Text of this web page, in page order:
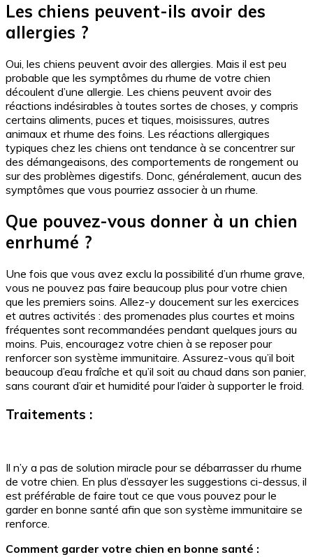
Les chiens peuvent-ils avoir des
allergies ?
Oui, les chiens peuvent avoir des allergies. Mais il est peu
probable que les symptômes du rhume de votre chien
découlent d’une allergie. Les chiens peuvent avoir des
réactions indésirables à toutes sortes de choses, y compris
certains aliments, puces et tiques, moisissures, autres
animaux et rhume des foins. Les réactions allergiques
typiques chez les chiens ont tendance à se concentrer sur
des démangeaisons, des comportements de rongement ou
sur des problèmes digestifs. Donc, généralement, aucun des
symptômes que vous pourriez associer à un rhume.
Que pouvez-vous donner à un chien
enrhumé ?
Une fois que vous avez exclu la possibilité d’un rhume grave,
vous ne pouvez pas faire beaucoup plus pour votre chien
que les premiers soins. Allez-y doucement sur les exercices
et autres activités : des promenades plus courtes et moins
fréquentes sont recommandées pendant quelques jours au
moins. Puis, encouragez votre chien à se reposer pour
renforcer son système immunitaire. Assurez-vous qu’il boit
beaucoup d’eau fraîche et qu’il soit au chaud dans son panier,
sans courant d’air et humidité pour l’aider à supporter le froid.
Traitements :
Il n’y a pas de solution miracle pour se débarrasser du rhume
de votre chien. En plus d’essayer les suggestions ci-dessus, il
est préférable de faire tout ce que vous pouvez pour le
garder en bonne santé afin que son système immunitaire se
renforce.
Comment garder votre chien en bonne santé :